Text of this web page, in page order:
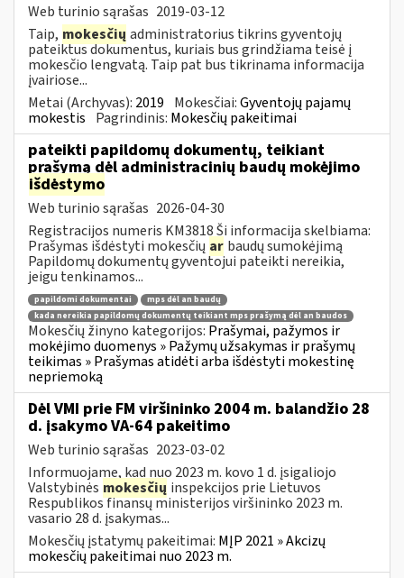
Web turinio sąrašas 2019-03-12
Taip, mokesčių administratorius tikrins gyventojų
pateiktus dokumentus, kuriais bus grindžiama teisė į
mokesčio lengvatą. Taip pat bus tikrinama informacija
įvairiose...
Metai (Archyvas): 2019 Mokesčiai:Gyventojų pajamų
mokestis Pagrindinis: Mokesčių pakeitimai
pateikti papildomų dokumentų, teikiant
prašymą dėl administracinių baudų mokėjimo
išdėstymo
Web turinio sąrašas 2026-04-30
Registracijos numeris KM3818 Ši informacija skelbiama:
Prašymas išdėstyti mokesčių ar baudų sumokėjimą
Papildomų dokumentų gyventojui pateikti nereikia,
jeigu tenkinamos...
papildomi dokumentai
mps dėl an baudų
kada nereikia papildomų dokumentų teikiant mps prašymą dėl an baudos
Mokesčių žinyno kategorijos: Prašymai, pažymos ir
mokėjimo duomenys » Pažymų užsakymas ir prašymų
teikimas » Prašymas atidėti arba išdėstyti mokestinę
nepriemoką
Dėl VMI prie FM viršininko 2004 m. balandžio 28
d. įsakymo VA-64 pakeitimo
Web turinio sąrašas 2023-03-02
Informuojame, kad nuo 2023 m. kovo 1 d. įsigaliojo
Valstybinės mokesčių inspekcijos prie Lietuvos
Respublikos finansų ministerijos viršininko 2023 m.
vasario 28 d. įsakymas...
Mokesčių įstatymų pakeitimai: MĮP 2021 » Akcizų
mokesčių pakeitimai nuo 2023 m.